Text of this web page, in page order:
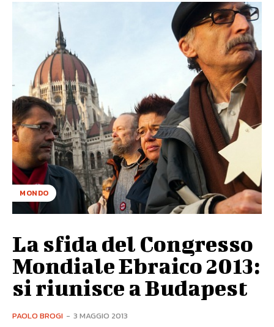
MONDO
La sfida del Congresso
Mondiale Ebraico 2013:
si riunisce a Budapest
PAOLO BROGI - 3 MAGGIO 2013